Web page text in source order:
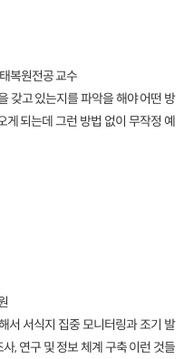
복원전공 교수
갖고 있는지를 파악을 해야 어떤 방
되는데 그런 방법 없이 무작정 예
서 서식지 집중 모니터링과 조기 발
, 연구 및 정보 체계 구축 이런 것들